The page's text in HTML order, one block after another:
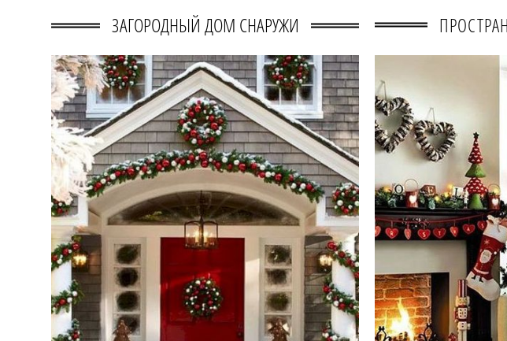
ЗАГОРОДНЫЙ ДОМ СНАРУЖИ